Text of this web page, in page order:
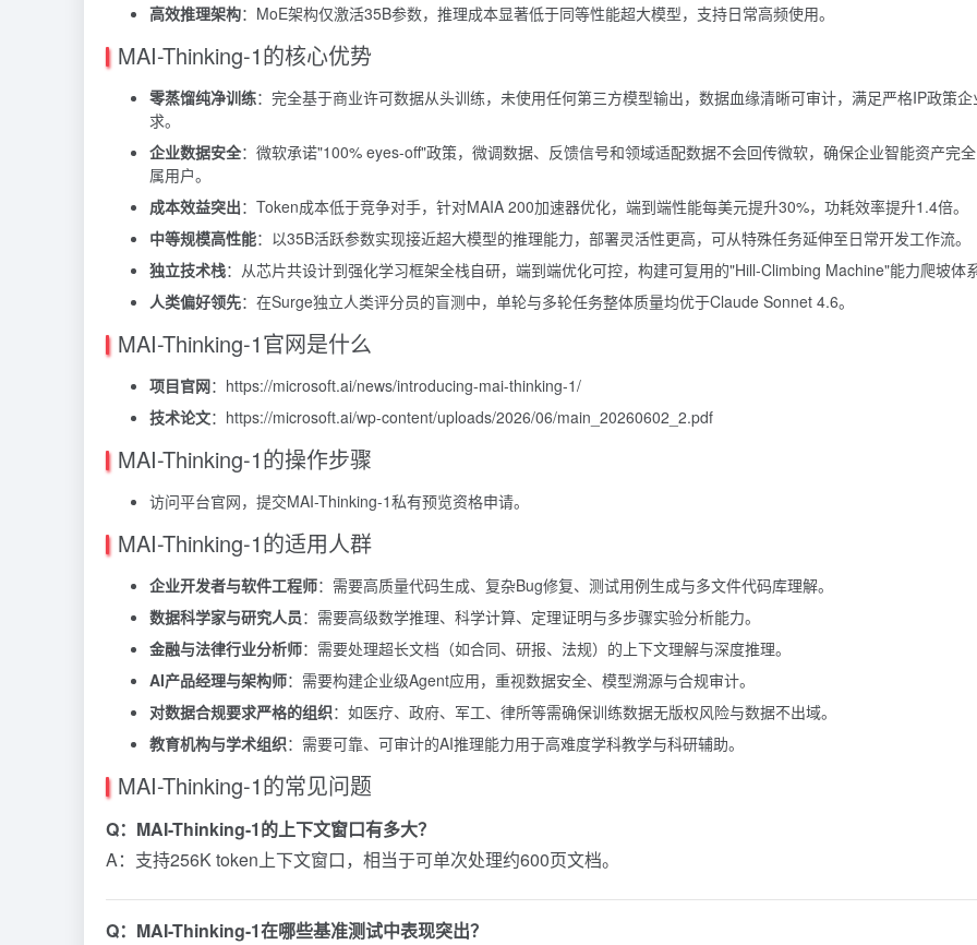
高效推理架构：MoE架构仅激活35B参数，推理成本显著低于同等性能超大模型，支持日常高频使用。
MAI-Thinking-1的核心优势
零蒸馏纯净训练：完全基于商业许可数据从头训练，未使用任何第三方模型输出，数据血缘清晰可审计，满足严格IP政策企
求。
企业数据安全：微软承诺"100% eyes-off"政策，微调数据、反馈信号和领域适配数据不会回传微软，确保企业智能资产完
属用户。
成本效益突出：Token成本低于竞争对手，针对MAIA 200加速器优化，端到端性能每美元提升30%，功耗效率提升1.4倍。
中等规模高性能：以35B活跃参数实现接近超大模型的推理能力，部署灵活性更高，可从特殊任务延伸至日常开发工作流。
独立技术栈：从芯片共设计到强化学习框架全栈自研，端到端优化可控，构建可复用的"Hill-Climbing Machine"能力爬坡体
人类偏好领先：在Surge独立人类评分员的盲测中，单轮与多轮任务整体质量均优于Claude Sonnet 4.6。
MAI-Thinking-1官网是什么
项目官网：https://microsoft.ai/news/introducing-mai-thinking-1/
技术论文：https://microsoft.ai/wp-content/uploads/2026/06/main_20260602_2.pdf
MAI-Thinking-1的操作步骤
访问平台官网，提交MAI-Thinking-1私有预览资格申请。
MAI-Thinking-1的适用人群
企业开发者与软件工程师：需要高质量代码生成、复杂Bug修复、测试用例生成与多文件代码库理解。
数据科学家与研究人员：需要高级数学推理、科学计算、定理证明与多步骤实验分析能力。
金融与法律行业分析师：需要处理超长文档（如合同、研报、法规）的上下文理解与深度推理。
AI产品经理与架构师：需要构建企业级Agent应用，重视数据安全、模型溯源与合规审计。
对数据合规要求严格的组织：如医疗、政府、军工、律所等需确保训练数据无版权风险与数据不出域。
教育机构与学术组织：需要可靠、可审计的AI推理能力用于高难度学科教学与科研辅助。
MAI-Thinking-1的常见问题
Q：MAI-Thinking-1的上下文窗口有多大？
A：支持256K token上下文窗口，相当于可单次处理约600页文档。
Q：MAI-Thinking-1在哪些基准测试中表现突出？